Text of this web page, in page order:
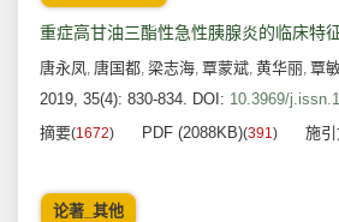
重症高甘油三酯性急性胰腺炎的临床特
唐永凤, 唐国都, 梁志海, 覃蒙斌, 黄华丽, 覃
2019, 35(4): 830-834. DOI: 10.3969/
摘要(1672) PDF (2088KB)(391) 施
论著_其他